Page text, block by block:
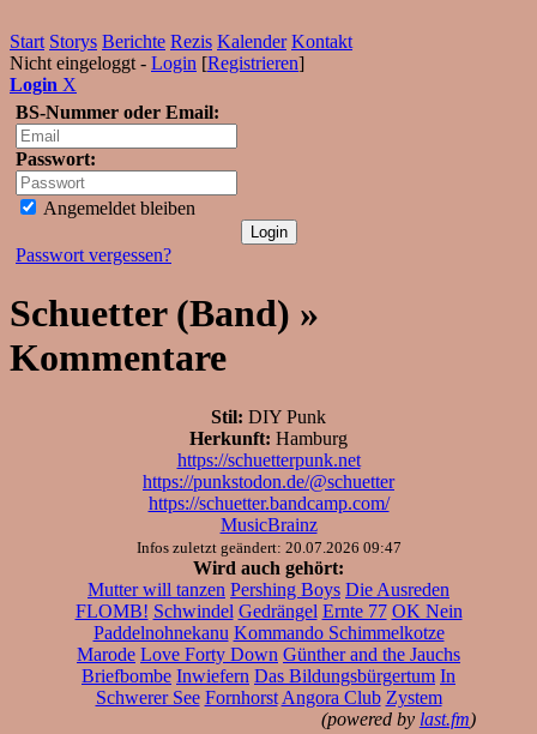
Start Storys Berichte Rezis Kalender Kontakt
Nicht eingeloggt - Login [Registrieren]
Login X
BS-Nummer oder Email:
Passwort:
Angemeldet bleiben
Passwort vergessen?
Schuetter (Band) »
Kommentare
Stil: DIY Punk
Herkunft: Hamburg
https://schuetterpunk.net
https://punkstodon.de/@schuetter
https://schuetter.bandcamp.com/
MusicBrainz
Infos zuletzt geändert: 20.07.2026 09:47
Wird auch gehört:
Mutter will tanzen Pershing Boys Die Ausreden
FLOMB! Schwindel Gedrängel Ernte 77 OK Nein
Paddelnohnekanu Kommando Schimmelkotze
Marode Love Forty Down Günther and the Jauchs
Briefbombe Inwiefern Das Bildungsbürgertum In
Schwerer See Fornhorst Angora Club Zystem
(powered by last.fm)